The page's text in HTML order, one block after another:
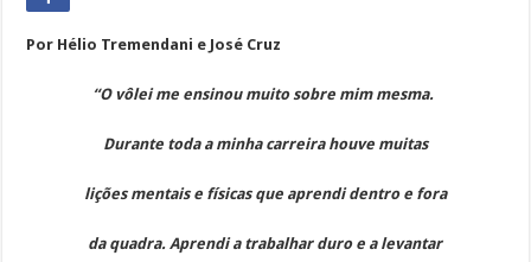
Por Hélio Tremendani e José Cruz
“O vôlei me ensinou muito sobre mim mesma.
Durante toda a minha carreira houve muitas
lições mentais e físicas que aprendi dentro e fora
da quadra. Aprendi a trabalhar duro e a levantar